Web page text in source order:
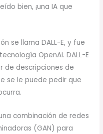
bien, ¡una IA que
se llama DALL-E, y fue
OpenAI. DALL-E
de descripciones de
se le puede pedir que
combinación de redes
(GAN) para